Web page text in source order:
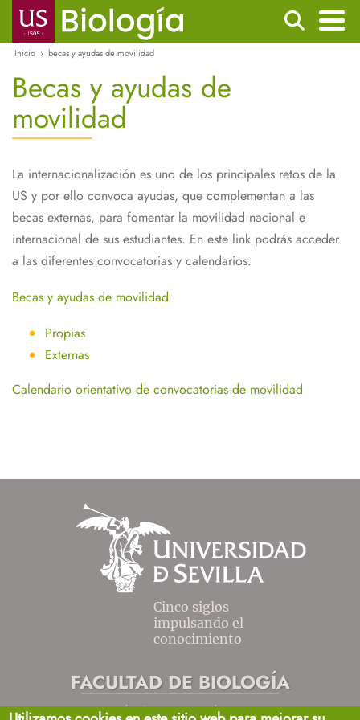
Pasar
contenido
principal
Buscar
Navegación
principal
Ruta
de
navegación
Inicio becas y ayudas de movilidad
Becas y ayudas de
movilidad
La internacionalización es uno de los principales retos de la
US y por ello convoca ayudas, que complementan a las
becas externas, para fomentar la movilidad nacional e
internacional de sus estudiantes. En este link podrás acceder
a las diferentes convocatorias y calendarios.
Becas y ayudas de movilidad
Propias
Externas
Calendario orientativo de convocatorias de movilidad
Cinco siglos
impulsando el
conocimiento
FACULTAD DE BIOLOGÍA
Avda. Reina Mercedes, s/n